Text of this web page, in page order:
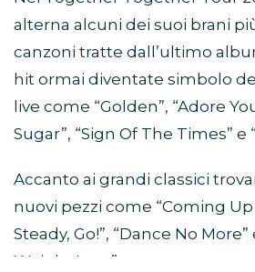
alterna alcuni dei suoi brani
canzoni tratte dall’ultimo
hit ormai diventate simbolo
live come “Golden”, “Adore
Sugar”, “Sign Of The Times” e
Accanto ai grandi classici
nuovi pezzi come “Coming Up
Steady, Go!”, “Dance No More”
Weight Loss”.